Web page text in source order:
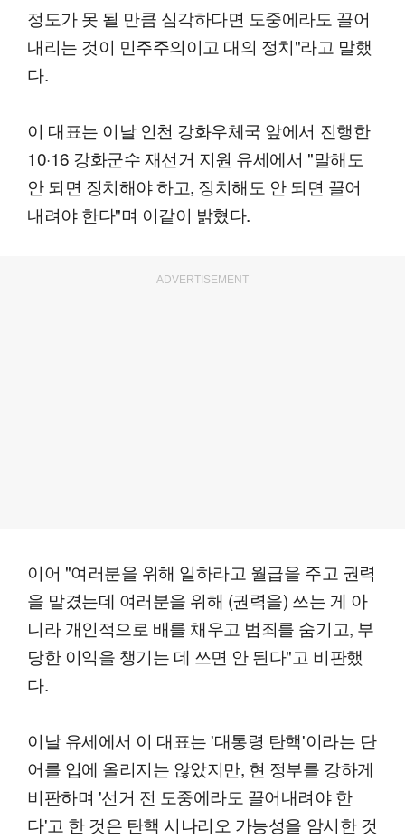
정도가 못 될 만큼 심각하다면 도중에라도 끌어
내리는 것이 민주주의이고 대의 정치"라고 말했
다.
이 대표는 이날 인천 강화우체국 앞에서 진행한
10·16 강화군수 재선거 지원 유세에서 "말해도
안 되면 징치해야 하고, 징치해도 안 되면 끌어
내려야 한다"며 이같이 밝혔다.
ADVERTISEMENT
이어 "여러분을 위해 일하라고 월급을 주고 권력
을 맡겼는데 여러분을 위해 (권력을) 쓰는 게 아
니라 개인적으로 배를 채우고 범죄를 숨기고, 부
당한 이익을 챙기는 데 쓰면 안 된다"고 비판했
다.
이날 유세에서 이 대표는 '대통령 탄핵'이라는 단
어를 입에 올리지는 않았지만, 현 정부를 강하게
비판하며 '선거 전 도중에라도 끌어내려야 한
다'고 한 것은 탄핵 시나리오 가능성을 암시한 것